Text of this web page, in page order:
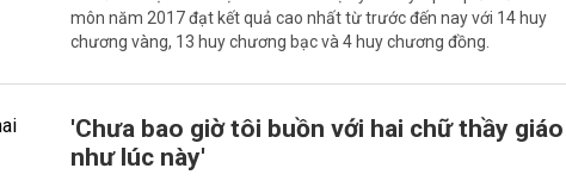
môn năm 2017 đạt kết quả cao nhất từ trước đến nay với 14 huy
chương vàng, 13 huy chương bạc và 4 huy chương đồng.
'Chưa bao giờ tôi buồn với hai chữ thầy giáo
như lúc này'